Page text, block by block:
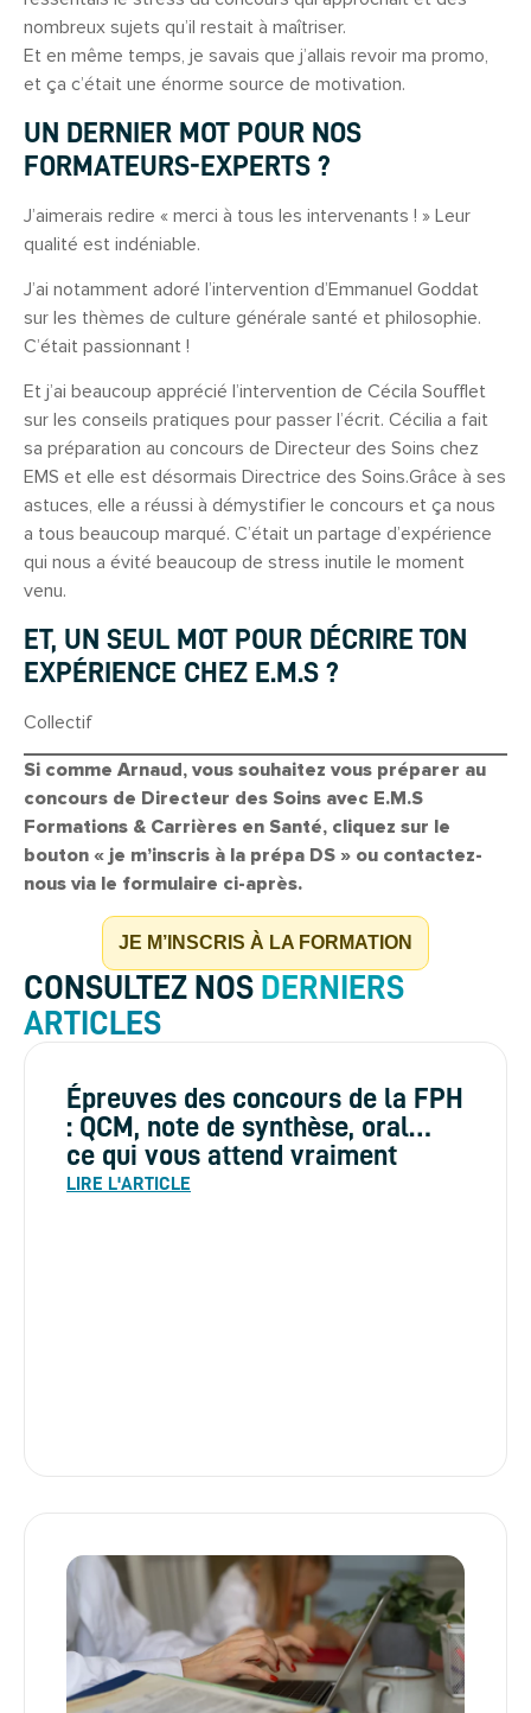
nombreux sujets qu’il restait à maîtriser.
Et en même temps, je savais que j’allais revoir ma promo,
et ça c’était une énorme source de motivation.
UN DERNIER MOT POUR NOS
FORMATEURS-EXPERTS ?
J’aimerais redire « merci à tous les intervenants ! » Leur
qualité est indéniable.
J’ai notamment adoré l’intervention d’Emmanuel Goddat
sur les thèmes de culture générale santé et philosophie.
C’était passionnant !
Et j’ai beaucoup apprécié l’intervention de Cécila Soufflet
sur les conseils pratiques pour passer l’écrit. Cécilia a fait
sa préparation au concours de Directeur des Soins chez
EMS et elle est désormais Directrice des Soins.Grâce à ses
astuces, elle a réussi à démystifier le concours et ça nous
a tous beaucoup marqué. C’était un partage d’expérience
qui nous a évité beaucoup de stress inutile le moment
venu.
ET, UN SEUL MOT POUR DÉCRIRE TON
EXPÉRIENCE CHEZ E.M.S ?
Collectif
Si comme Arnaud, vous souhaitez vous préparer au
concours de Directeur des Soins avec E.M.S
Formations & Carrières en Santé, cliquez sur le
bouton « je m’inscris à la prépa DS » ou contactez-
nous via le formulaire ci-après.
JE M’INSCRIS À LA FORMATION
CONSULTEZ NOS DERNIERS
ARTICLES
Épreuves des concours de la FPH
: QCM, note de synthèse, oral…
ce qui vous attend vraiment
LIRE L'ARTICLE